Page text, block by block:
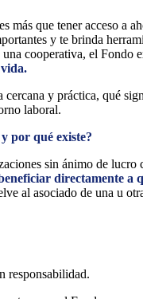
más que tener acceso a
y te brinda
cooperativa, el
cercana y práctica, qué
laboral.
por qué existe?
sin ánimo de
directamente a
al asociado de una u
responsabilidad.